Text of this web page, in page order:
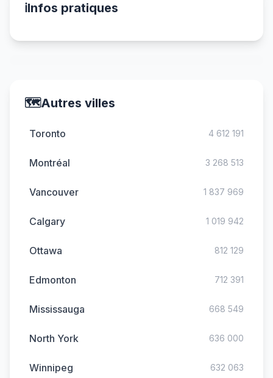
ℹ️Infos pratiques
🗺️Autres villes
Toronto 4 612 191
Montréal 3 268 513
Vancouver 1 837 969
Calgary 1 019 942
Ottawa 812 129
Edmonton 712 391
Mississauga 668 549
North York 636 000
Winnipeg 632 063